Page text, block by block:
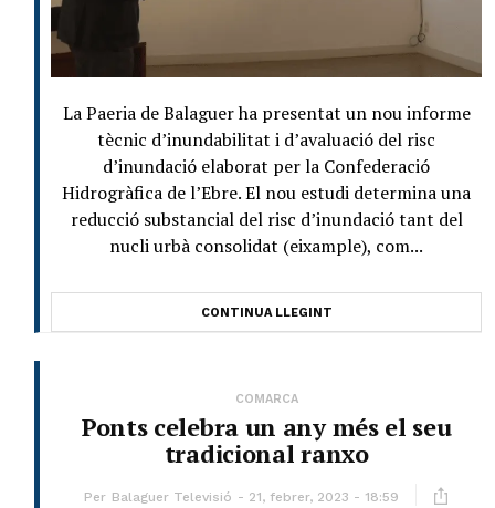
La Paeria de Balaguer ha presentat un nou informe
tècnic d’inundabilitat i d’avaluació del risc
d’inundació elaborat per la Confederació
Hidrogràfica de l’Ebre. El nou estudi determina una
reducció substancial del risc d’inundació tant del
nucli urbà consolidat (eixample), com...
CONTINUA LLEGINT
COMARCA
Ponts celebra un any més el seu
tradicional ranxo
Per Balaguer Televisió 21, febrer, 2023 - 18:59